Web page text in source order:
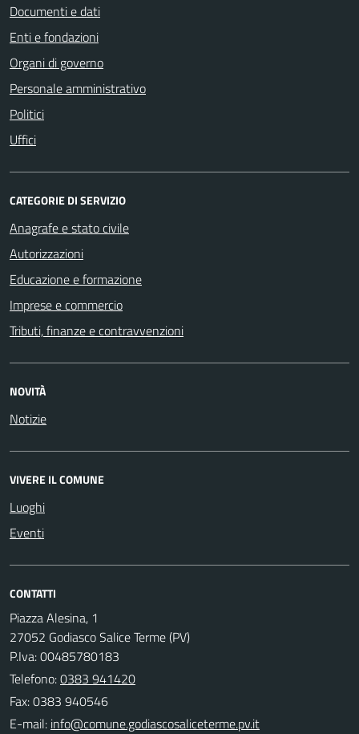
Documenti e dati
Enti e fondazioni
Organi di governo
Personale amministrativo
Politici
Uffici
CATEGORIE DI SERVIZIO
Anagrafe e stato civile
Autorizzazioni
Educazione e formazione
Imprese e commercio
Tributi, finanze e contravvenzioni
NOVITÀ
Notizie
VIVERE IL COMUNE
Luoghi
Eventi
CONTATTI
Piazza Alesina, 1
27052 Godiasco Salice Terme (PV)
P.Iva: 00485780183
Telefono:0383 941420
Fax: 0383 940546
E-mail: